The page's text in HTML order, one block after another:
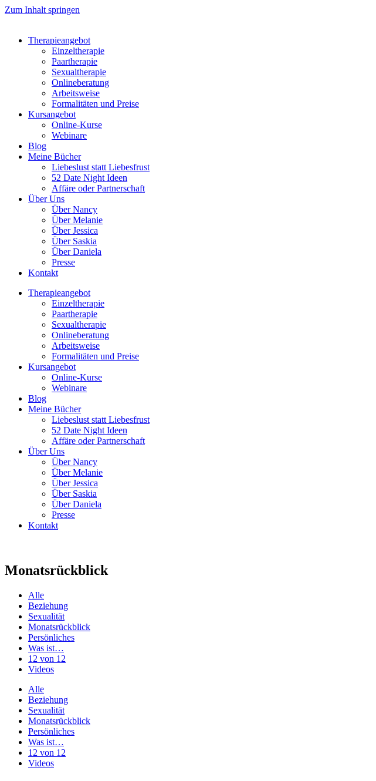
Zum Inhalt springen
Therapieangebot
Einzeltherapie
Paartherapie
Sexualtherapie
Onlineberatung
Arbeitsweise
Formalitäten und Preise
Kursangebot
Online-Kurse
Webinare
Blog
Meine Bücher
Liebeslust statt Liebesfrust
52 Date Night Ideen
Affäre oder Partnerschaft
Über Uns
Über Nancy
Über Melanie
Über Jessica
Über Saskia
Über Daniela
Presse
Kontakt
Therapieangebot
Einzeltherapie
Paartherapie
Sexualtherapie
Onlineberatung
Arbeitsweise
Formalitäten und Preise
Kursangebot
Online-Kurse
Webinare
Blog
Meine Bücher
Liebeslust statt Liebesfrust
52 Date Night Ideen
Affäre oder Partnerschaft
Über Uns
Über Nancy
Über Melanie
Über Jessica
Über Saskia
Über Daniela
Presse
Kontakt
Monatsrückblick
Alle
Beziehung
Sexualität
Monatsrückblick
Persönliches
Was ist…
12 von 12
Videos
Alle
Beziehung
Sexualität
Monatsrückblick
Persönliches
Was ist…
12 von 12
Videos